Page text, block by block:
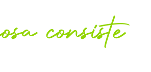
consiste